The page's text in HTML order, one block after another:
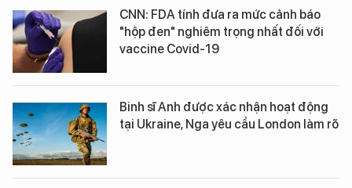
CNN: FDA tính đưa ra mức cảnh báo
"hộp đen" nghiêm trọng nhất đối với
vaccine Covid-19
Binh sĩ Anh được xác nhận hoạt động
tại Ukraine, Nga yêu cầu London làm rõ